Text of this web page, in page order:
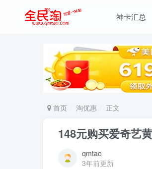
神卡汇总
首页 淘优惠 正文
148元购买爱奇艺
qmtao
3年前更新